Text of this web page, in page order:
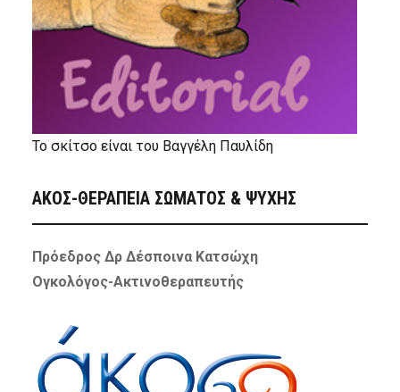
Το σκίτσο είναι του Βαγγέλη Παυλίδη
ΑΚΟΣ-ΘΕΡΑΠΕΙΑ ΣΩΜΑΤΟΣ & ΨΥΧΗΣ
Πρόεδρος Δρ Δέσποινα Κατσώχη
Ογκολόγος-Ακτινοθεραπευτής